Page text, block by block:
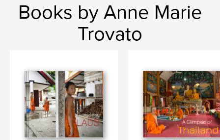
Books by Anne Marie
Trovato